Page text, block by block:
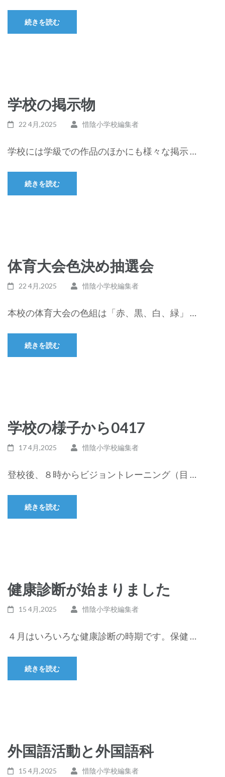
続きを読む
学校の掲示物
22 4月,2025 惜陰小学校編集者
学校には学級での作品のほかにも様々な掲示 …
続きを読む
体育大会色決め抽選会
22 4月,2025 惜陰小学校編集者
本校の体育大会の色組は「赤、黒、白、緑」 …
続きを読む
学校の様子から0417
17 4月,2025 惜陰小学校編集者
登校後、８時からビジョントレーニング（目 …
続きを読む
健康診断が始まりました
15 4月,2025 惜陰小学校編集者
４月はいろいろな健康診断の時期です。保健 …
続きを読む
外国語活動と外国語科
15 4月,2025 惜陰小学校編集者